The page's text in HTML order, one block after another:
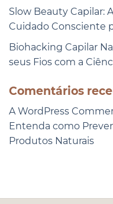
Slow Beauty Capilar:
Cuidado Consciente
Biohacking Capilar
seus Fios com a
Comentários
A WordPress
Entenda como
Produtos Naturais